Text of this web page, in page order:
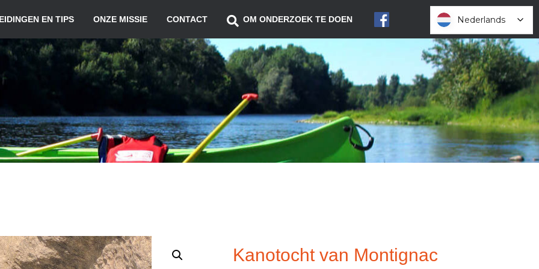
EN TIPS ONZE MISSIE CONTACT OM ONDERZOEK TE DOEN
Kanotocht van Montignac
Nederlands
Nederlands